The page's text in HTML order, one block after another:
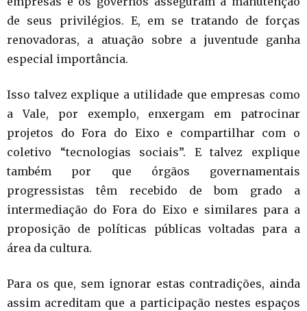
de seus privilégios. E, em se tratando de forças
renovadoras, a atuação sobre a juventude ganha
especial importância.
Isso talvez explique a utilidade que empresas como
a Vale, por exemplo, enxergam em patrocinar
projetos do Fora do Eixo e compartilhar com o
coletivo “tecnologias sociais”. E talvez explique
também por que órgãos governamentais
progressistas têm recebido de bom grado a
intermediação do Fora do Eixo e similares para a
proposição de políticas públicas voltadas para a
área da cultura.
Para os que, sem ignorar estas contradições, ainda
assim acreditam que a participação nestes espaços